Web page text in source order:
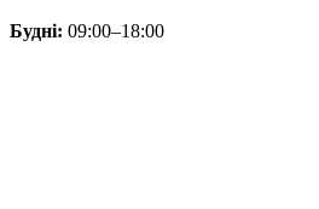
Будні: 09:00–18:00